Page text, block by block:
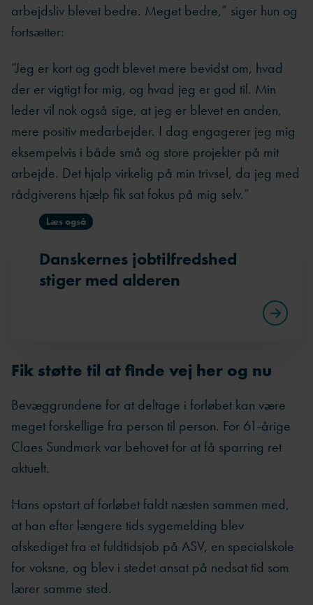
arbejdsliv blevet bedre. Meget bedre,” siger hun og
fortsætter:
”Jeg er kort og godt blevet mere bevidst om, hvad
der er vigtigt for mig, og hvad jeg er god til. Min
leder vil nok også sige, at jeg er blevet en anden,
mere positiv medarbejder. I dag engagerer jeg mig
eksempelvis i både små og store projekter på mit
arbejde. Det hjalp virkelig på min trivsel, da jeg med
rådgiverens hjælp fik sat fokus på mig selv.”
Læs også
Danskernes jobtilfredshed
stiger med alderen
Fik støtte til at finde vej her og nu
Bevæggrundene for at deltage i forløbet kan være
meget forskellige fra person til person. For 61-årige
Claes Sundmark var behovet for at få sparring ret
aktuelt.
Hans opstart af forløbet faldt næsten sammen med,
at han efter længere tids sygemelding blev
afskediget fra et fuldtidsjob på ASV, en specialskole
for voksne, og blev i stedet ansat på nedsat tid som
lærer samme sted.